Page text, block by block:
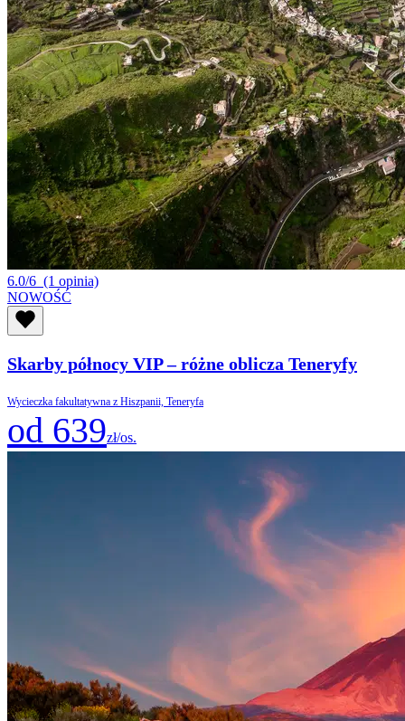
6.0/6 (1 opinia)
NOWOŚĆ
Skarby północy VIP – różne oblicza Teneryfy
Wycieczka fakultatywna z Hiszpanii, Teneryfa
od 639zł/os.